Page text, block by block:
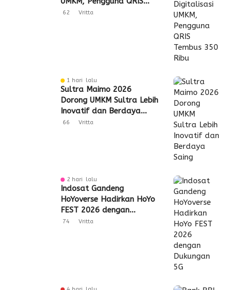
Tembus 350 Ribu
62 Vritta
1 hari lalu
Sultra Maimo 2026
Dorong UMKM Sultra Lebih
Inovatif dan Berdaya
Saing
66 Vritta
2 hari lalu
Indosat Gandeng
HoYoverse Hadirkan HoYo
FEST 2026 dengan
Dukungan 5G
74 Vritta